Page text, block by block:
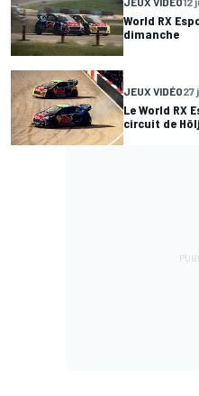
World RX
dimanche
JEUX VIDÉO27
Le World RX
circuit de